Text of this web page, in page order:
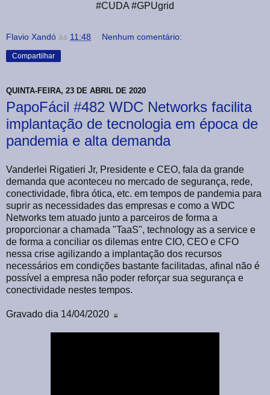
#CUDA #GPUgrid
Flavio Xandó às 11:48 Nenhum comentário:
Compartilhar
QUINTA-FEIRA, 23 DE ABRIL DE 2020
PapoFácil #482 WDC Networks facilita
implantação de tecnologia em época de
pandemia e alta demanda
Vanderlei Rigatieri Jr, Presidente e CEO, fala da grande
demanda que aconteceu no mercado de segurança, rede,
conectividade, fibra ótica, etc. em tempos de pandemia para
suprir as necessidades das empresas e como a WDC
Networks tem atuado junto a parceiros de forma a
proporcionar a chamada "TaaS", technology as a service e
de forma a conciliar os dilemas entre CIO, CEO e CFO
nessa crise agilizando a implantação dos recursos
necessários em condições bastante facilitadas, afinal não é
possível a empresa não poder reforçar sua segurança e
conectividade nestes tempos.
Gravado dia 14/04/2020